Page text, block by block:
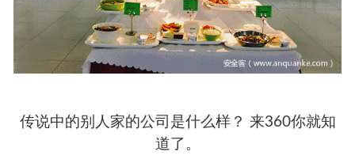
传说中的别人家的公司是什么样？ 来360你就知
道了。